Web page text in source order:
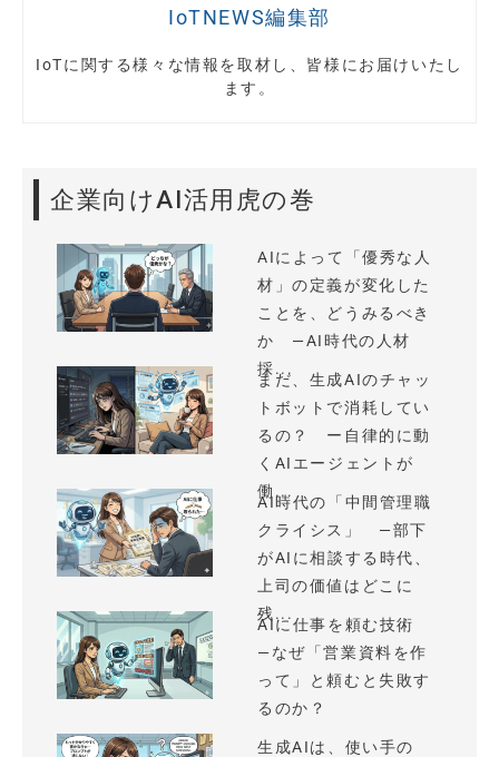
IoTNEWS編集部
IoTに関する様々な情報を取材し、皆様にお届けいたし
ます。
企業向けAI活用虎の巻
AIによって「優秀な人
材」の定義が変化した
ことを、どうみるべき
か —AI時代の人材
採...
まだ、生成AIのチャッ
トボットで消耗してい
るの？ ー自律的に動
くAIエージェントが
働...
AI時代の「中間管理職
クライシス」 —部下
がAIに相談する時代、
上司の価値はどこに
残...
AIに仕事を頼む技術
—なぜ「営業資料を作
って」と頼むと失敗す
るのか？
生成AIは、使い手の